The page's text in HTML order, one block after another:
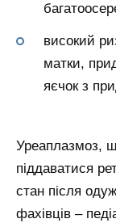
високий
матки,
яєчок з
Уреаплазмоз,
піддаватися
стан після
фахівців –